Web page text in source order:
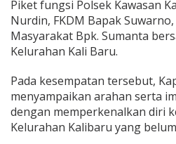
t
e
m
Piket fungsi Polsek Kawasan
Nurdin, FKDM Bapak
Masyarakat Bpk. Sumanta
Kelurahan Kali Baru.
Pada kesempatan tersebut,
menyampaikan arahan serta
dengan memperkenalkan diri
Kelurahan Kalibaru yang